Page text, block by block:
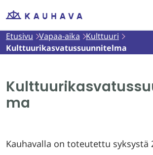
Siirry
Etusivu
Etusivu Vapaa-aika Kulttuuri
Kulttuurikasvatussuunnitelma
ma
Kauhavalla on toteutettu syksystä